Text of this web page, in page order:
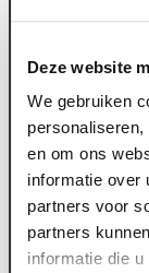
Deze website
We gebruiken
en om ons
informatie over
partners voor
partners
informatie die
Omnibuzz
mindervalide
busvervoer
Gasten kunnen
Urbanusweg /
lopen naar het
centrum. Ter